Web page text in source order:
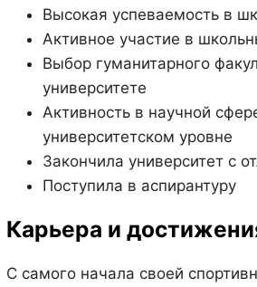
Высокая успеваемость в
Активное участие в
Выбор гуманитарного
университете
Активность в научной
университетском уровне
Закончила университет с
Поступила в аспирантуру
Карьера и
С самого начала своей